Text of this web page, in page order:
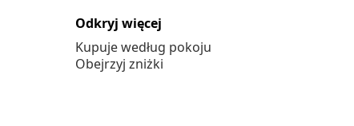
Odkryj więcej
Kupuje według pokoju
Obejrzyj zniżki